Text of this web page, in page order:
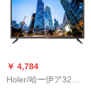
￥ 4,784
Holer/哈ー伊ア32レ